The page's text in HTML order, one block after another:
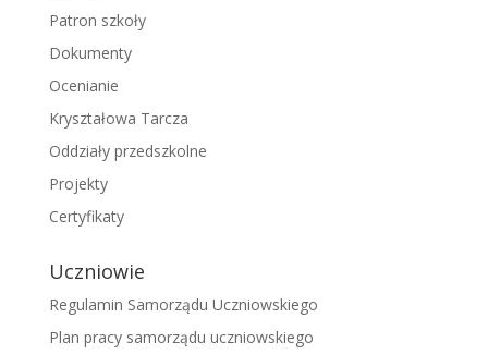
Patron szkoły
Dokumenty
Ocenianie
Kryształowa Tarcza
Oddziały przedszkolne
Projekty
Certyfikaty
Uczniowie
Regulamin Samorządu Uczniowskiego
Plan pracy samorządu uczniowskiego